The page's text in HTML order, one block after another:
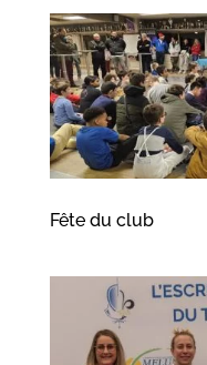
Fête du club